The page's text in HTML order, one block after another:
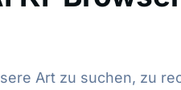
Art zu suchen, zu